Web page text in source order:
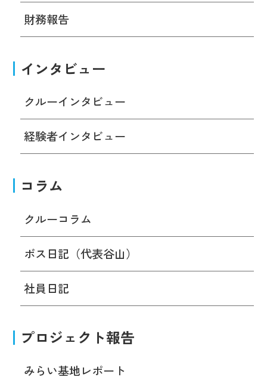
財務報告
インタビュー
クルーインタビュー
経験者インタビュー
コラム
クルーコラム
ボス日記（代表谷山）
社員日記
プロジェクト報告
みらい基地レポート